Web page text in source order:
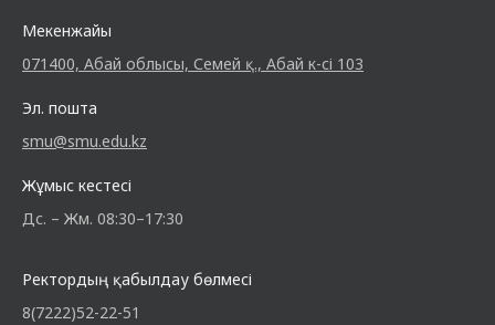
Мекенжайы
071400, Абай облысы, Семей қ., Абай к-сі 103
Эл. пошта
smu@smu.edu.kz
Жұмыс кестесі
Дс. – Жм. 08:30–17:30
Ректордың қабылдау бөлмесі
8(7222)52-22-51